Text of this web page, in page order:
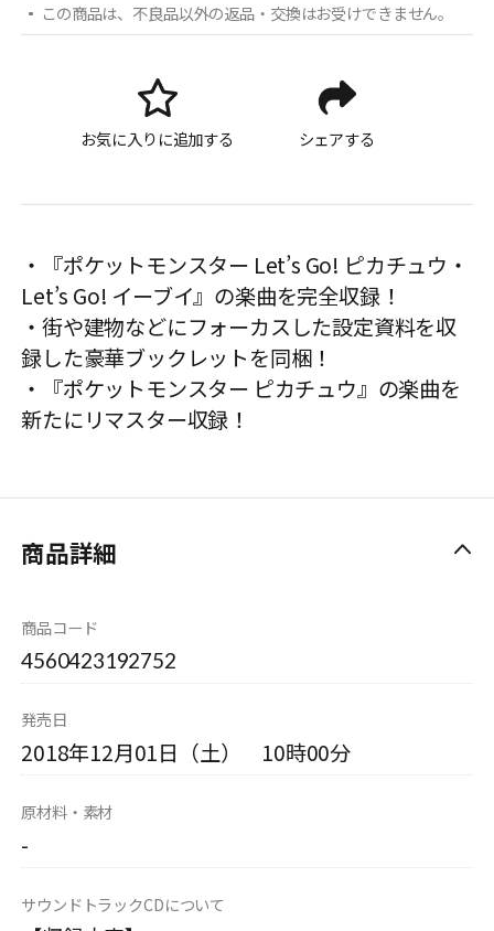
この商品は、不良品以外の返品・交換はお受けできません。
お気に入りに追加する シェアする
・『ポケットモンスター Let’s Go! ピカチュウ・
Let’s Go! イーブイ』の楽曲を完全収録！
・街や建物などにフォーカスした設定資料を収
録した豪華ブックレットを同梱！
・『ポケットモンスター ピカチュウ』の楽曲を
新たにリマスター収録！
商品詳細
商品コード
4560423192752
発売日
2018年12月01日（土） 10時00分
原材料・素材
-
サウンドトラックCDについて